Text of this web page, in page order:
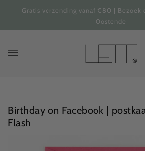
Gratis verzending vanaf €80 | Bezoek
Oostende
Birthday on Facebook |
Flash